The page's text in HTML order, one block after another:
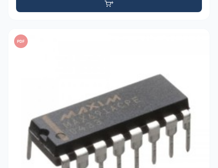
PDF